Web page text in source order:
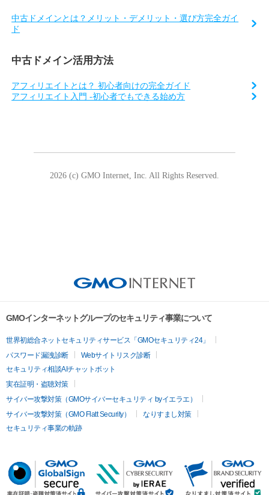
中古ドメインとは？メリット・デメリット・選び方完全ガイ
ド
中古ドメイン活用方法
アフィリエイトとは？ 初心者向けの完全ガイド
アフィリエイト入門 -初心者でもできる始め方
2026 (c) GMO Internet, Inc. All Rights Reserved.
GMOインターネットグループのセキュリティ事業について
世界初総合ネットセキュリティサービス「GMOセキュリティ24」
パスワード漏洩診断
Webサイトリスク診断
セキュリティ相談AIチャットボット
実在証明・盗聴対策
サイバー攻撃対策（GMOサイバーセキュリティ byイエラエ）
サイバー攻撃対策（GMO Flatt Security）
なりすまし対策
セキュリティ事業の軌跡